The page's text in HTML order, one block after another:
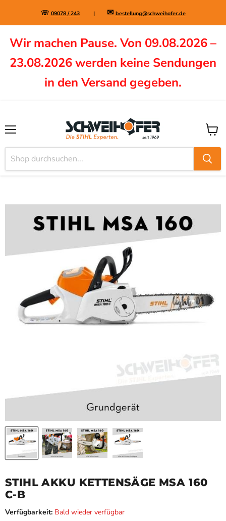
☏ 09078 / 243| ✉ bestellung@schweihofer.de
Wir machen Pause. Von 09.08.2026 –
23.08.2026 werden keine Sendungen
in den Versand gegeben.
STIHL AKKU KETTENSÄGE MSA 160
C-B
Verfügbarkeit: Bald wieder verfügbar